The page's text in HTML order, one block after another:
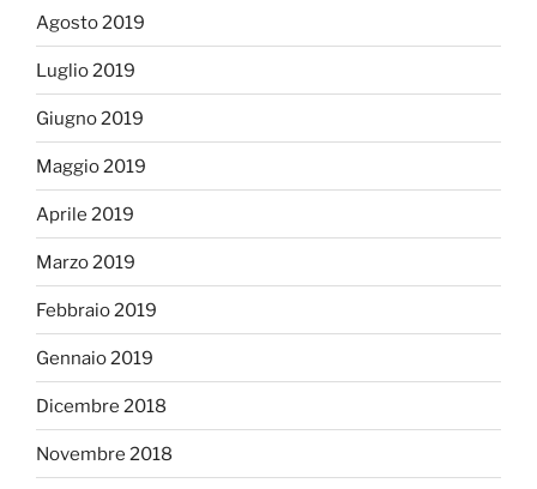
Agosto 2019
Luglio 2019
Giugno 2019
Maggio 2019
Aprile 2019
Marzo 2019
Febbraio 2019
Gennaio 2019
Dicembre 2018
Novembre 2018